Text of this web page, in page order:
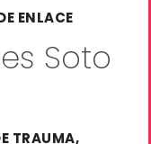
ENLACE
Soto
TRAUMA,